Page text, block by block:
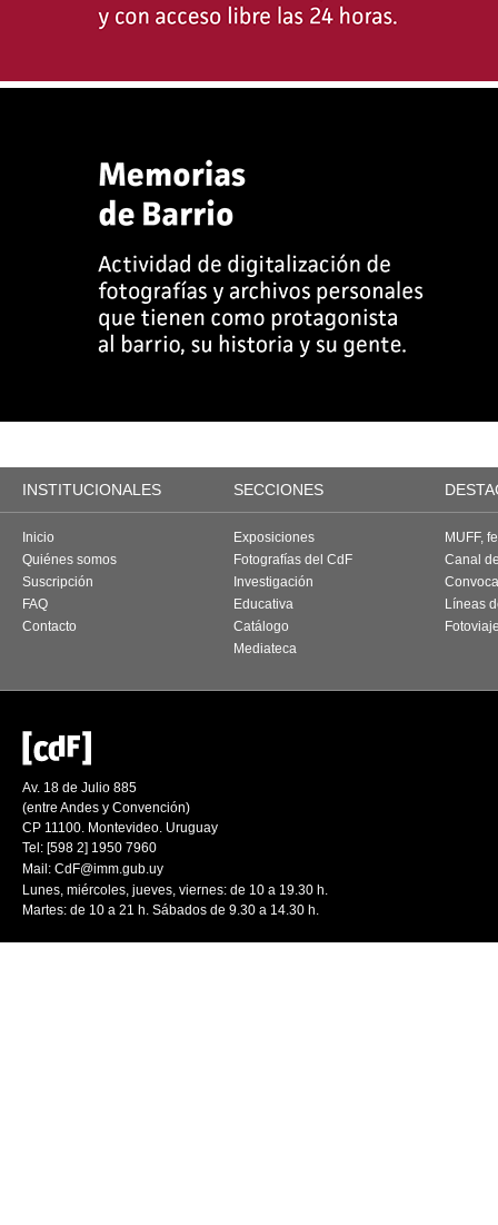
INSTITUCIONALES SECCIONES
Inicio
Quiénes somos
Suscripción
FAQ
Contacto
Exposiciones
Fotografías del CdF
Investigación
Educativa
Catálogo
Mediateca
MUFF,
Canal
Líneas
Av. 18 de Julio 885
(entre Andes y Convención)
CP 11100. Montevideo. Uruguay
Tel: [598 2] 1950 7960
Mail: CdF@imm.gub.uy
Lunes, miércoles, jueves, viernes: de 10 a 19.30 h.
Martes: de 10 a 21 h. Sábados de 9.30 a 14.30 h.